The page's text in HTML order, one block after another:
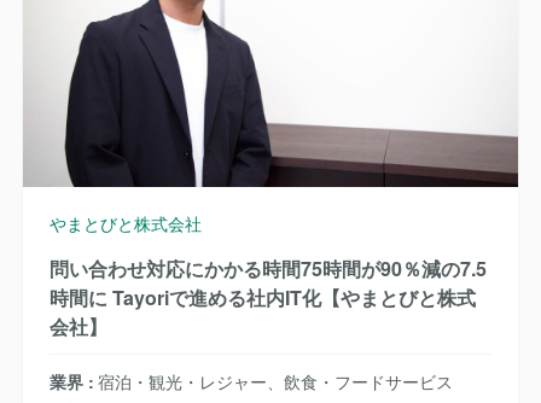
やまとびと株式会社
問い合わせ対応にかかる時間75時間が90％減の7.5
時間に Tayoriで進める社内IT化【やまとびと株式
会社】
業界
宿泊・観光・レジャー、飲食・フードサービス